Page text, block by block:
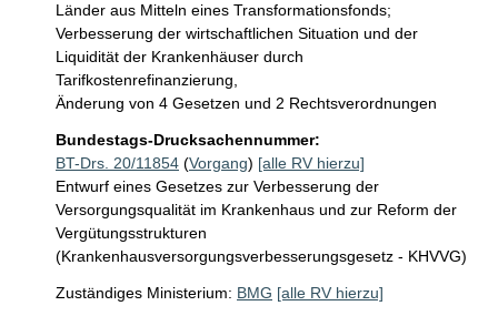
Länder aus Mitteln eines Transformationsfonds;
Verbesserung der wirtschaftlichen Situation und der
Liquidität der Krankenhäuser durch
Tarifkostenrefinanzierung,
Änderung von 4 Gesetzen und 2 Rechtsverordnungen
Bundestags-Drucksachennummer:
BT-Drs. 20/11854 (Vorgang) [alle RV hierzu]
Entwurf eines Gesetzes zur Verbesserung der
Versorgungsqualität im Krankenhaus und zur Reform der
Vergütungsstrukturen
(Krankenhausversorgungsverbesserungsgesetz - KHVVG)
Zuständiges Ministerium: BMG [alle RV hierzu]